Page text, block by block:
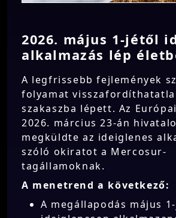
2026. május 1-jétől
alkalmazás lép
A legfrissebb fejlemények
folyamat
szakaszba lépett. Az
2026. március 23-án
megküldte az ideiglenes
szóló okiratot a Mercosur-
tagállamoknak.
A menetrend a következő:
A megállapodás május